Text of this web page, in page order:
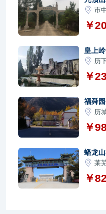
市
￥
皇上
历
￥
福舜
历
￥
蟠龙
莱
￥